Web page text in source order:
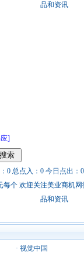
品和资讯
]
0 总点入：0 今日点出：
个 欢迎关注美业商机
品和资讯
· 视觉中国